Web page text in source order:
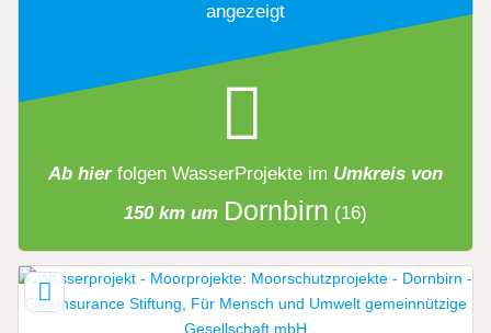
angezeigt
Ab hier folgen WasserProjekte im Umkreis von
150 km um Dornbirn (16)